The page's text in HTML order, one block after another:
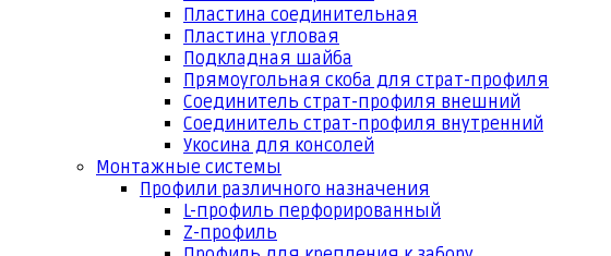
Пластина соединительная
Пластина угловая
Подкладная шайба
Прямоугольная скоба для страт-профиля
Соединитель страт-профиля внешний
Соединитель страт-профиля внутренний
Укосина для консолей
Монтажные системы
Профили различного назначения
L-профиль перфорированный
Z-профиль